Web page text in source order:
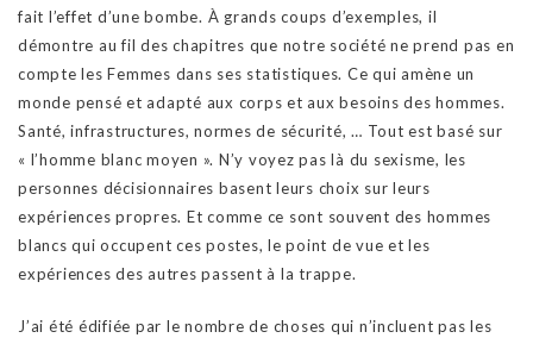
fait l’effet d’une bombe. À grands coups d’exemples, il
démontre au fil des chapitres que notre société ne prend pas en
compte les Femmes dans ses statistiques. Ce qui amène un
monde pensé et adapté aux corps et aux besoins des hommes.
Santé, infrastructures, normes de sécurité, … Tout est basé sur
« l’homme blanc moyen ». N’y voyez pas là du sexisme, les
personnes décisionnaires basent leurs choix sur leurs
expériences propres. Et comme ce sont souvent des hommes
blancs qui occupent ces postes, le point de vue et les
expériences des autres passent à la trappe.
J’ai été édifiée par le nombre de choses qui n’incluent pas les